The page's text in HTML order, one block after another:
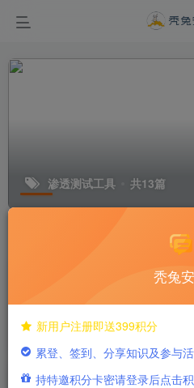
渗透测试工具 共13篇
评论
【工具
【工具】
秃兔
新用户注册即送399积分
累登、签到、分享知识及参与
持特邀积分卡密请登录后点击